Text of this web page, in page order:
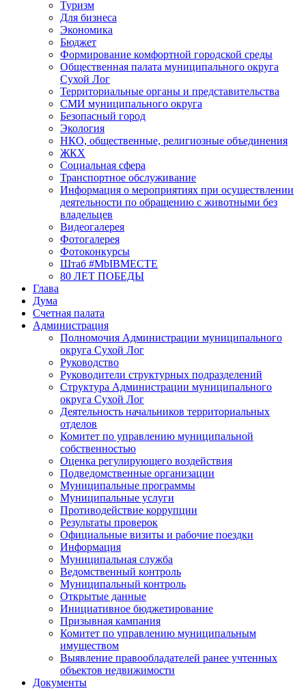
Туризм
Для бизнеса
Экономика
Бюджет
Формирование комфортной городской среды
Общественная палата муниципального округа
Сухой Лог
Территориальные органы и представительства
СМИ муниципального округа
Безопасный город
Экология
НКО, общественные, религиозные объединения
ЖКХ
Социальная сфера
Транспортное обслуживание
Информация о мероприятиях при осуществлении
деятельности по обращению с животными без
владельцев
Видеогалерея
Фотогалерея
Фотоконкурсы
Штаб #MbIBMECTE
80 ЛЕТ ПОБЕДЫ
Глава
Дума
Счетная палата
Администрация
Полномочия Администрации муниципального
округа Сухой Лог
Руководство
Руководители структурных подразделений
Структура Администрации муниципального
округа Сухой Лог
Деятельность начальников территориальных
отделов
Комитет по управлению муниципальной
собственностью
Оценка регулирующего воздействия
Подведомственные организации
Муниципальные программы
Муниципальные услуги
Противодействие коррупции
Результаты проверок
Официальные визиты и рабочие поездки
Информация
Муниципальная служба
Ведомственный контроль
Муниципальный контроль
Открытые данные
Инициативное бюджетирование
Призывная кампания
Комитет по управлению муниципальным
имуществом
Выявление правообладателей ранее учтенных
объектов недвижимости
Документы